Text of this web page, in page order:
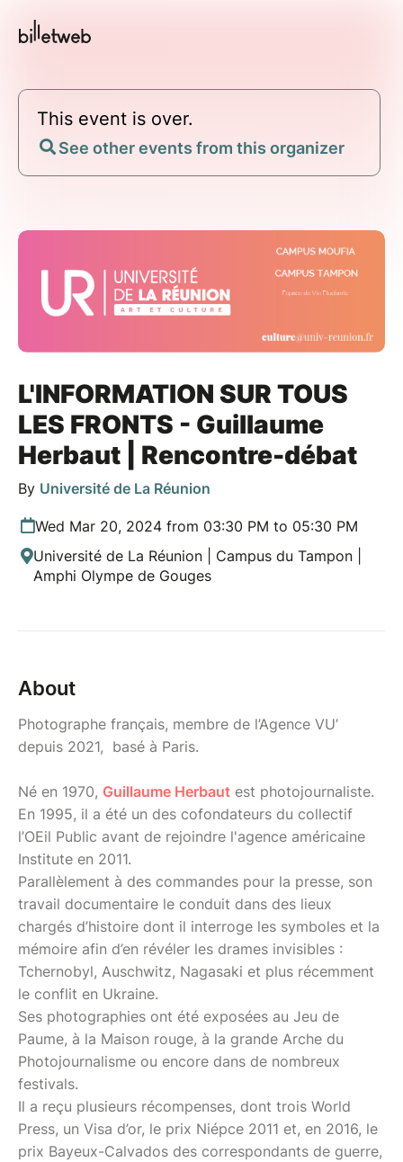
This event is over.
See other events from this organizer
L'INFORMATION SUR TOUS
LES FRONTS - Guillaume
Herbaut | Rencontre-débat
By Université de La Réunion
Wed Mar 20, 2024 from 03:30 PM to 05:30 PM
Université de La Réunion | Campus du Tampon |
Amphi Olympe de Gouges
About
Photographe français, membre de l’Agence VU’
depuis 2021, basé à Paris.
Né en 1970, Guillaume Herbaut est photojournaliste.
En 1995, il a été un des cofondateurs du collectif
l’OEil Public avant de rejoindre l'agence américaine
Institute en 2011.
Parallèlement à des commandes pour la presse, son
travail documentaire le conduit dans des lieux
chargés d’histoire dont il interroge les symboles et la
mémoire afin d’en révéler les drames invisibles :
Tchernobyl, Auschwitz, Nagasaki et plus récemment
le conflit en Ukraine.
Ses photographies ont été exposées au Jeu de
Paume, à la Maison rouge, à la grande Arche du
Photojournalisme ou encore dans de nombreux
festivals.
Il a reçu plusieurs récompenses, dont trois World
Press, un Visa d’or, le prix Niépce 2011 et, en 2016, le
prix Bayeux-Calvados des correspondants de guerre,